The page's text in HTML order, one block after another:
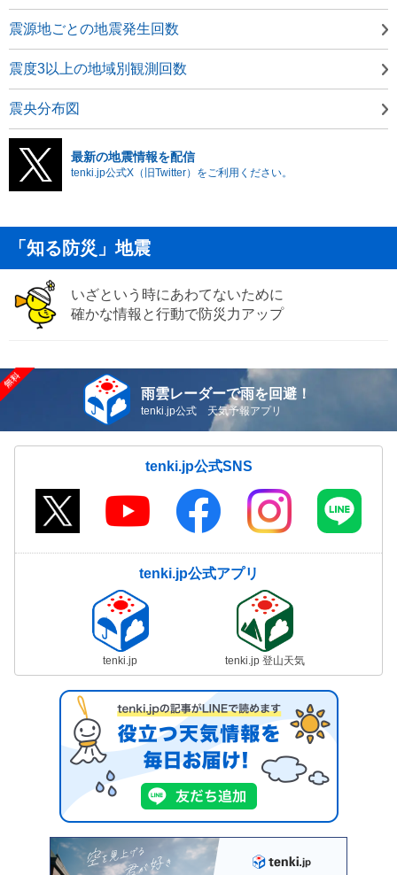
震源地ごとの地震発生回数
震度3以上の地域別観測回数
震央分布図
最新の地震情報を配信
tenki.jp公式X（旧Twitter）をご利用ください。
「知る防災」地震
いざという時にあわてないために
確かな情報と行動で防災力アップ
雨雲レーダーで雨を回避！
tenki.jp公式 天気予報アプリ
tenki.jp公式SNS
tenki.jp公式アプリ
tenki.jp tenki.jp 登山天気